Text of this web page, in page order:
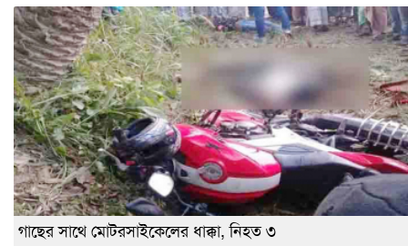
গাছের সাথে মোটরসাইকেলের ধাক্কা, নিহত ৩